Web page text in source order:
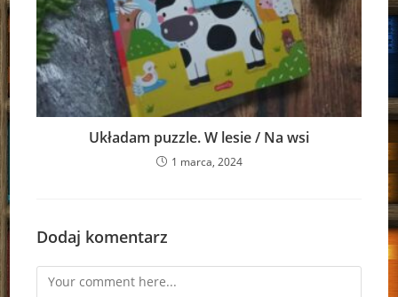
Układam puzzle. W lesie / Na wsi
1 marca, 2024
Dodaj komentarz
Comment